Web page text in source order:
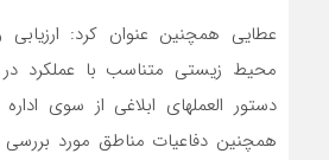
عطایی همچنین عنوان کرد: ارزیابی
محیط زیستی متناسب با عملکرد
دستور العملهای ابلاغی از سوی
همچنین دفاعیات مناطق مورد